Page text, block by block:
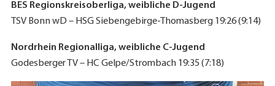
BES Regionskreisoberliga, weibliche D-Jugend
TSV Bonn wD – HSG Siebengebirge-Thomasberg 19:26 (9:14)
Nordrhein Regionalliga, weibliche C-Jugend
Godesberger TV – HC Gelpe/Strombach 19:35 (7:18)